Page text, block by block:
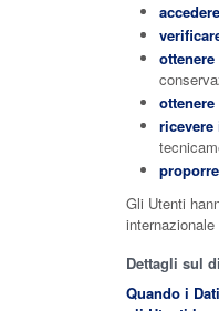
Gli Utenti
Dettagli sul
Quando i